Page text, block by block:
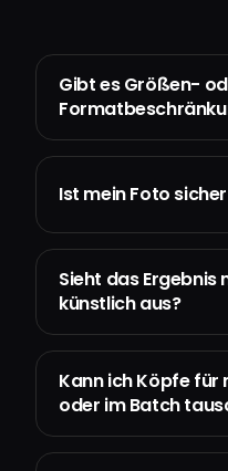
Gibt es Größen-
Ist mein Foto
Sieht das Ergebnis
künstlich aus?
Kann ich Köpfe für
oder im Batch